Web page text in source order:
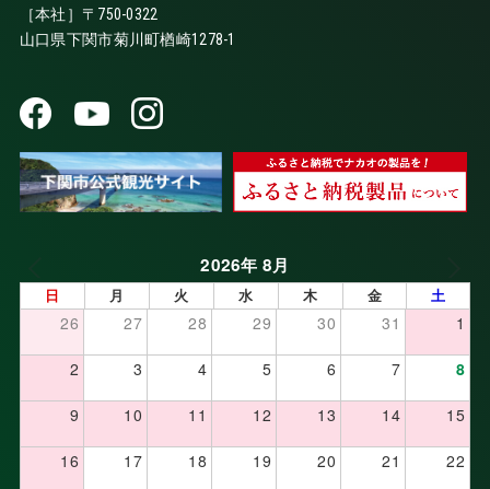
［本社］〒750-0322
山口県下関市菊川町楢崎1278-1
2026年 8月
日 月 火 水 木 金 土
26 27 28 29 30 31 1
2 3 4 5 6 7 8
9 10 11 12 13 14 15
16 17 18 19 20 21 22